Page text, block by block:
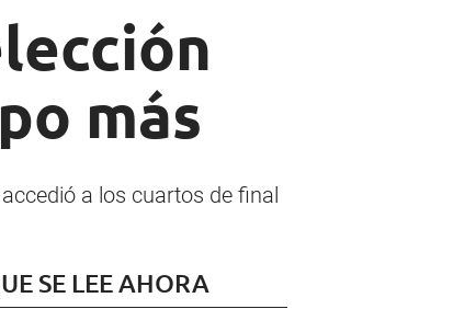
más
a los cuartos de final
SE LEE AHORA